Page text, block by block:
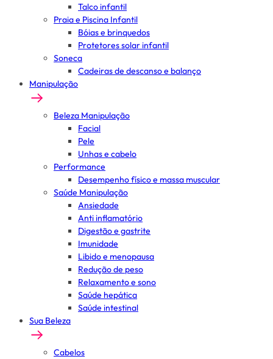
Talco infantil
Praia e Piscina Infantil
Bóias e brinquedos
Protetores solar infantil
Soneca
Cadeiras de descanso e balanço
Manipulação
Beleza Manipulação
Facial
Pele
Unhas e cabelo
Performance
Desempenho físico e massa muscular
Saúde Manipulação
Ansiedade
Anti inflamatório
Digestão e gastrite
Imunidade
Libido e menopausa
Redução de peso
Relaxamento e sono
Saúde hepática
Saúde intestinal
Sua Beleza
Cabelos